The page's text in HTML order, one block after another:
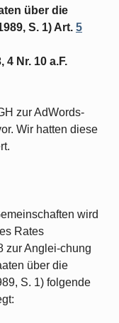
über die
S. 1) Art. 5
4 Nr. 10 a.F.
zur AdWords-
Wir hatten diese
wird
Rates
zur Anglei-chung
über die
S. 1) folgende